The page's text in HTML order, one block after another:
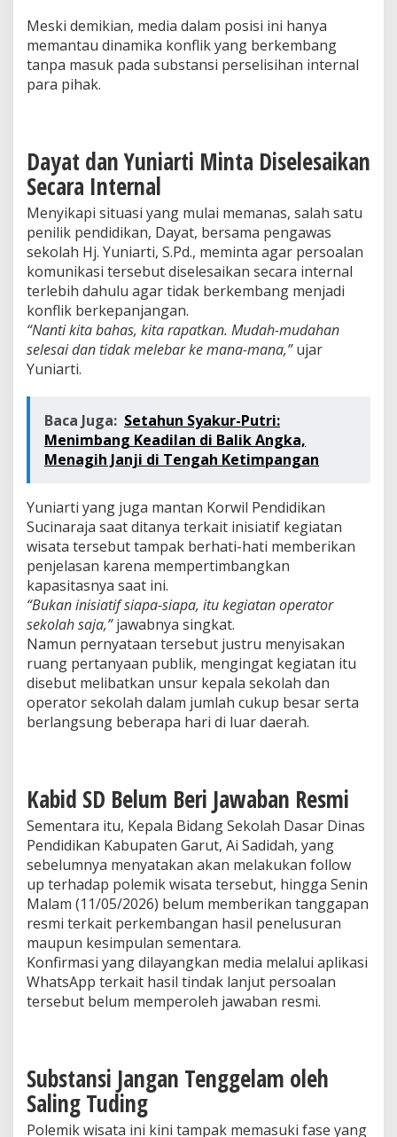
Meski demikian, media dalam posisi ini hanya
memantau dinamika konflik yang berkembang
tanpa masuk pada substansi perselisihan internal
para pihak.
Dayat dan Yuniarti Minta Diselesaikan
Secara Internal
Menyikapi situasi yang mulai memanas, salah satu
penilik pendidikan, Dayat, bersama pengawas
sekolah Hj. Yuniarti, S.Pd., meminta agar persoalan
komunikasi tersebut diselesaikan secara internal
terlebih dahulu agar tidak berkembang menjadi
konflik berkepanjangan.
“Nanti kita bahas, kita rapatkan. Mudah-mudahan
selesai dan tidak melebar ke mana-mana,”ujar
Yuniarti.
Baca Juga: Setahun Syakur-Putri:
Menimbang Keadilan di Balik Angka,
Menagih Janji di Tengah Ketimpangan
Yuniarti yang juga mantan Korwil Pendidikan
Sucinaraja saat ditanya terkait inisiatif kegiatan
wisata tersebut tampak berhati-hati memberikan
penjelasan karena mempertimbangkan
kapasitasnya saat ini.
“Bukan inisiatif siapa-siapa, itu kegiatan operator
sekolah saja,”jawabnya singkat.
Namun pernyataan tersebut justru menyisakan
ruang pertanyaan publik, mengingat kegiatan itu
disebut melibatkan unsur kepala sekolah dan
operator sekolah dalam jumlah cukup besar serta
berlangsung beberapa hari di luar daerah.
Kabid SD Belum Beri Jawaban Resmi
Sementara itu, Kepala Bidang Sekolah Dasar Dinas
Pendidikan Kabupaten Garut, Ai Sadidah, yang
sebelumnya menyatakan akan melakukan follow
up terhadap polemik wisata tersebut, hingga Senin
Malam (11/05/2026) belum memberikan tanggapan
resmi terkait perkembangan hasil penelusuran
maupun kesimpulan sementara.
Konfirmasi yang dilayangkan media melalui aplikasi
WhatsApp terkait hasil tindak lanjut persoalan
tersebut belum memperoleh jawaban resmi.
Substansi Jangan Tenggelam oleh
Saling Tuding
Polemik wisata ini kini tampak memasuki fase yang